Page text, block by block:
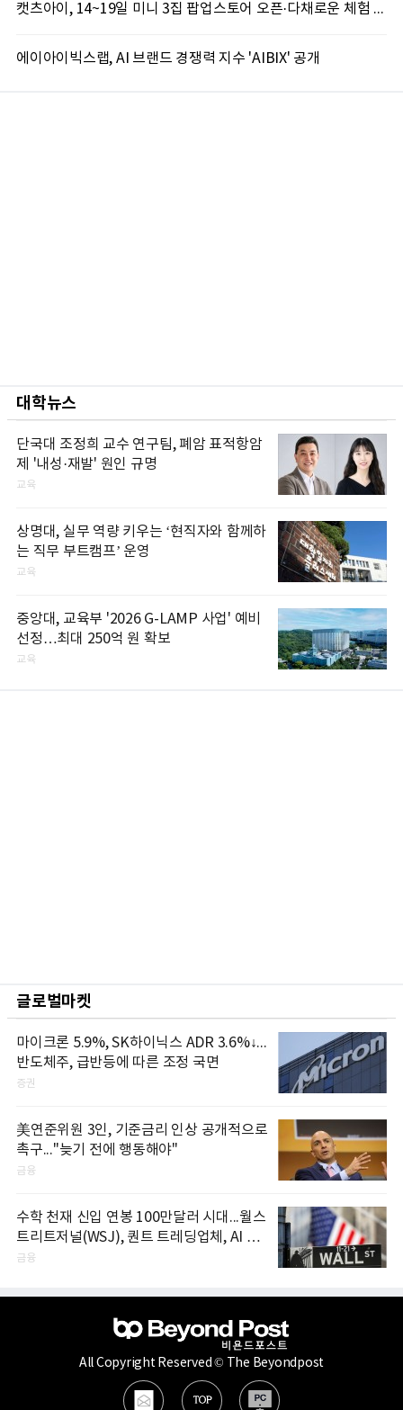
캣츠아이, 14~19일 미니 3집 팝업스토어 오픈·다채로운 체험 공간 마련
에이아이빅스랩, AI 브랜드 경쟁력 지수 'AIBIX' 공개
대학뉴스
단국대 조정희 교수 연구팀, 폐암 표적항암
제 '내성·재발' 원인 규명
교육
상명대, 실무 역량 키우는 ‘현직자와 함께하
는 직무 부트캠프’ 운영
교육
중앙대, 교육부 '2026 G-LAMP 사업' 예비
선정…최대 250억 원 확보
교육
글로벌마켓
마이크론 5.9%, SK하이닉스 ADR 3.6%↓...
반도체주, 급반등에 따른 조정 국면
증권
美연준위원 3인, 기준금리 인상 공개적으로
촉구..."늦기 전에 행동해야"
금융
수학 천재 신입 연봉 100만달러 시대...월스
트리트저널(WSJ), 퀀트 트레딩업체, AI 기
업들 인재 확보 경쟁
금융
All Copyright Reserved © The Beyondpost